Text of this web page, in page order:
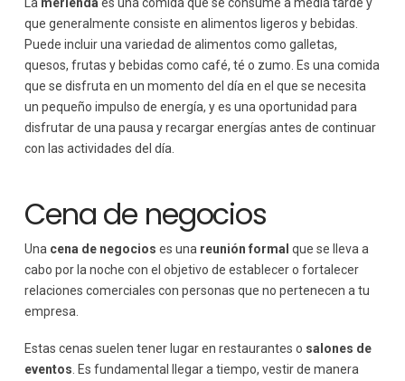
La merienda es una comida que se consume a media tarde y
que generalmente consiste en alimentos ligeros y bebidas.
Puede incluir una variedad de alimentos como galletas,
quesos, frutas y bebidas como café, té o zumo. Es una comida
que se disfruta en un momento del día en el que se necesita
un pequeño impulso de energía, y es una oportunidad para
disfrutar de una pausa y recargar energías antes de continuar
con las actividades del día.
Cena de negocios
Una cena de negocios es una reunión formal que se lleva a
cabo por la noche con el objetivo de establecer o fortalecer
relaciones comerciales con personas que no pertenecen a tu
empresa.
Estas cenas suelen tener lugar en restaurantes o salones de
eventos . Es fundamental llegar a tiempo, vestir de manera